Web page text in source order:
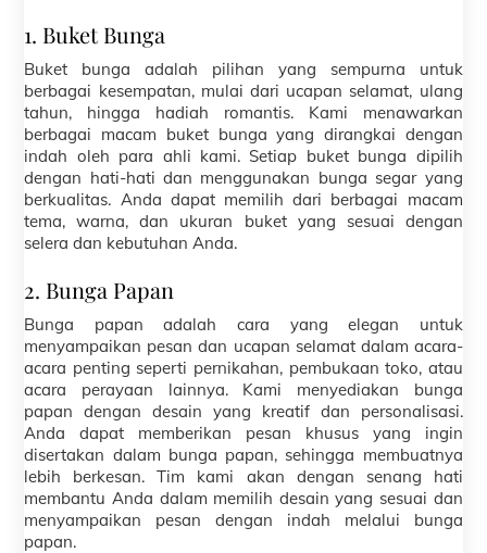
1. Buket Bunga
Buket bunga adalah pilihan yang sempurna untuk
berbagai kesempatan, mulai dari ucapan selamat, ulang
tahun, hingga hadiah romantis. Kami menawarkan
berbagai macam buket bunga yang dirangkai dengan
indah oleh para ahli kami. Setiap buket bunga dipilih
dengan hati-hati dan menggunakan bunga segar yang
berkualitas. Anda dapat memilih dari berbagai macam
tema, warna, dan ukuran buket yang sesuai dengan
selera dan kebutuhan Anda.
2. Bunga Papan
Bunga papan adalah cara yang elegan untuk
menyampaikan pesan dan ucapan selamat dalam acara-
acara penting seperti pernikahan, pembukaan toko, atau
acara perayaan lainnya. Kami menyediakan bunga
papan dengan desain yang kreatif dan personalisasi.
Anda dapat memberikan pesan khusus yang ingin
disertakan dalam bunga papan, sehingga membuatnya
lebih berkesan. Tim kami akan dengan senang hati
membantu Anda dalam memilih desain yang sesuai dan
menyampaikan pesan dengan indah melalui bunga
papan.